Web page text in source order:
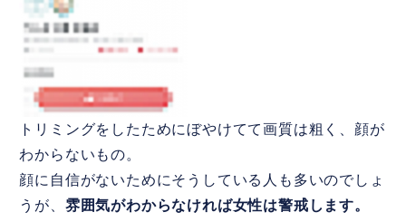
トリミングをしたためにぼやけてて画質は粗く、顔が
わからないもの。
顔に自信がないためにそうしている人も多いのでしょ
うが、 雰囲気がわからなければ女性は警戒します。